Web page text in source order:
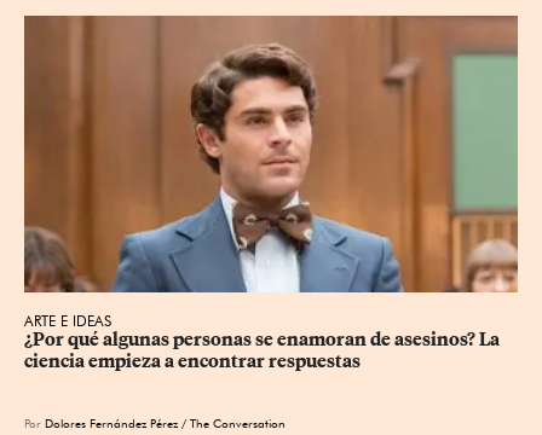
ARTE E IDEAS
¿Por qué algunas personas se enamoran de asesinos? La
ciencia empieza a encontrar respuestas
Por Dolores Fernández Pérez / The Conversation